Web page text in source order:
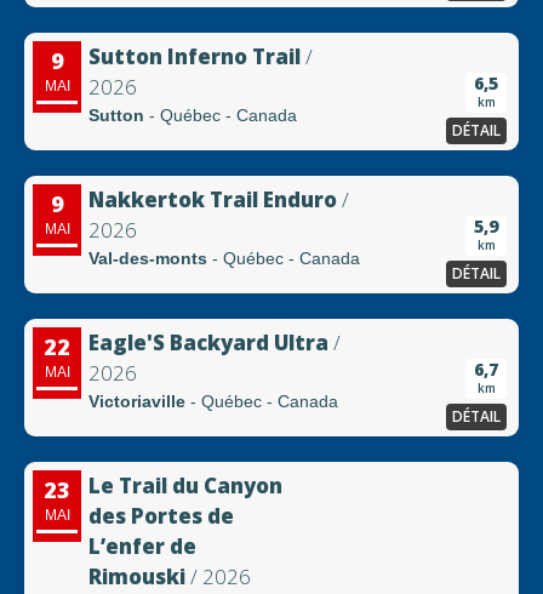
9
MAI
Sutton Inferno Trail/
2026
Sutton - Québec - Canada
6,5
km
DÉTAIL
9
MAI
Nakkertok Trail Enduro/
2026
Val-des-monts - Québec - Canada
5,9
km
DÉTAIL
22
MAI
Eagle'S Backyard Ultra /
2026
Victoriaville - Québec - Canada
6,7
km
DÉTAIL
23
MAI
Le Trail du Canyon
des Portes de
L’enfer de
Rimouski/ 2026